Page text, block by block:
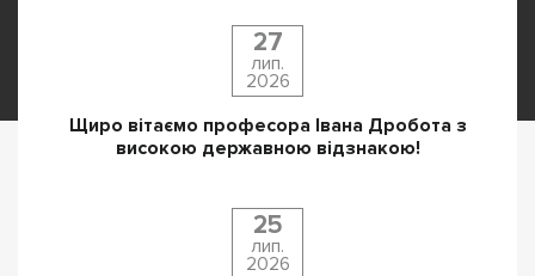
27
лип.
2026
Щиро вітаємо професора Івана Дробота з
високою державною відзнакою!
25
лип.
2026